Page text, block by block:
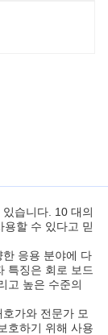
습니다. 10 대의
할 수 있다고 믿
응용 분야에 다
특징은 회로 보드
고 높은 수준의
가와 전문가 모
호하기 위해 사용